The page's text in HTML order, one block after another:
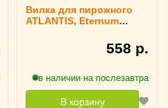
Вилка для пирожного
ATLANTIS, Eternum
558 р.
в наличии на послезавтра
В корзину